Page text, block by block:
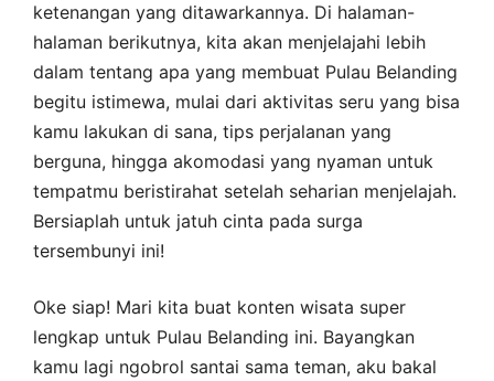
ketenangan yang ditawarkannya. Di halaman-
halaman berikutnya, kita akan menjelajahi lebih
dalam tentang apa yang membuat Pulau Belanding
begitu istimewa, mulai dari aktivitas seru yang bisa
kamu lakukan di sana, tips perjalanan yang
berguna, hingga akomodasi yang nyaman untuk
tempatmu beristirahat setelah seharian menjelajah.
Bersiaplah untuk jatuh cinta pada surga
tersembunyi ini!
Oke siap! Mari kita buat konten wisata super
lengkap untuk Pulau Belanding ini. Bayangkan
kamu lagi ngobrol santai sama teman, aku bakal